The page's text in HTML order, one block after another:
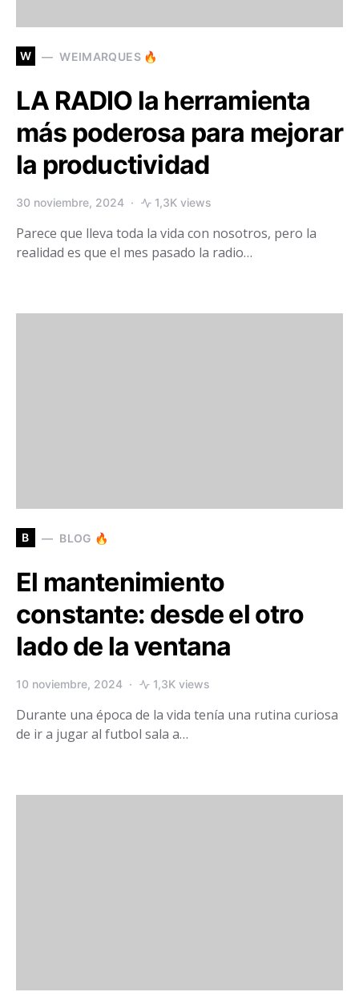
W WEIMARQUES 🔥
LA RADIO la herramienta
más poderosa para mejorar
la productividad
30 noviembre, 2024 1,3K views
Parece que lleva toda la vida con nosotros, pero la
realidad es que el mes pasado la radio…
B BLOG 🔥
El mantenimiento
constante: desde el otro
lado de la ventana
10 noviembre, 2024 1,3K views
Durante una época de la vida tenía una rutina curiosa
de ir a jugar al futbol sala a…